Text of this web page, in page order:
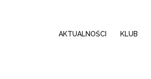
AKTUALNOŚCI KLUB